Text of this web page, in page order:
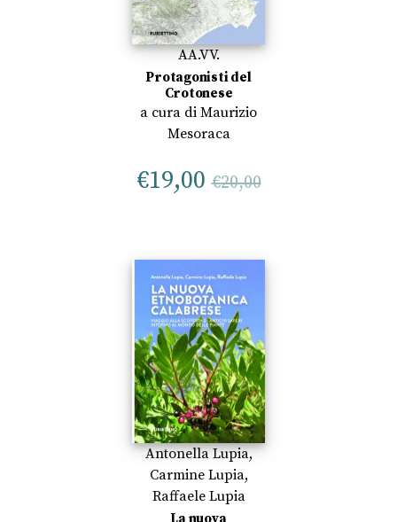
AA.VV.
Protagonisti del
Crotonese
a cura di Maurizio
Mesoraca
€19,00 €20,00
Antonella Lupia,
Carmine Lupia,
Raffaele Lupia